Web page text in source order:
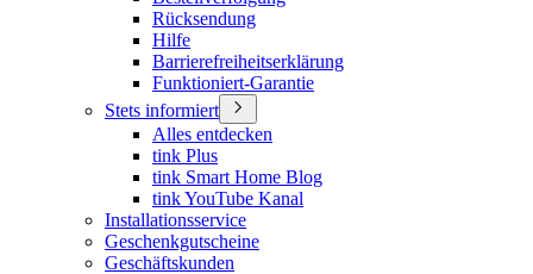
Rücksendung
Hilfe
Barrierefreiheitserklärung
Funktioniert-Garantie
Stets informiert
Alles entdecken
tink Plus
tink Smart Home Blog
tink YouTube Kanal
Installationsservice
Geschenkgutscheine
Geschäftskunden